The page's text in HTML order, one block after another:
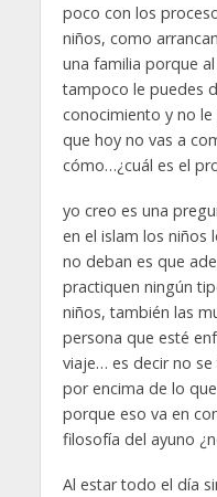
poco con los
niños, como
una familia porque
tampoco le puedes
conocimiento y no
que hoy no vas a
cómo…¿cuál es el
yo creo es una
en el islam los niños
no deban es que
practiquen ningún
niños, también las
persona que esté
viaje… es decir no
por encima de lo
porque eso va en
filosofía del ayuno
Al estar todo el día